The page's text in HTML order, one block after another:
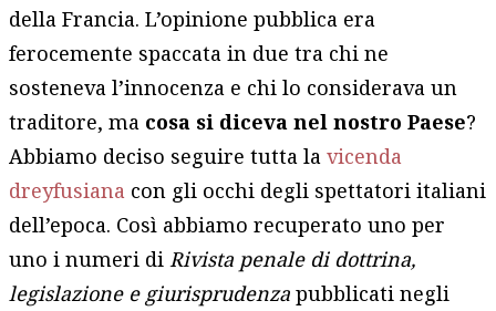
della Francia. L’opinione pubblica era
ferocemente spaccata in due tra chi ne
sosteneva l’innocenza e chi lo considerava un
traditore, ma cosa si diceva nel nostro Paese?
Abbiamo deciso seguire tutta lavicenda
dreyfusiana con gli occhi degli spettatori italiani
dell’epoca. Così abbiamo recuperato uno per
uno i numeri diRivista penale di dottrina,
legislazione e giurisprudenza pubblicati negli